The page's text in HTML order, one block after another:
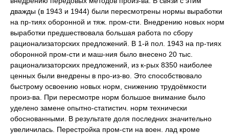
дважды (в 1943 и 1944) были пересмотрены нормы выработки
на пр-тиях оборонной и тяж. пром-сти. Внедрению новых норм
выработки предшествовала большая работа по сбору
рационализаторских предложений. В 1-й пол. 1943 на пр-тиях
оборонной пром-сти и маш-ния было внесено 20 тыс.
рационализаторских предложений, из к-рых 8350 наиболее
ценных были внедрены в про-из-во. Это способствовало
быстрому освоению новых норм, снижению трудоёмкости
произ-ва. При пересмотре норм большое внимание было
уделено замене опытно-статистич. норм технически
обоснованными. В результате доля последних значительно
увеличилась. Перестройка пром-сти на воен. лад кроме